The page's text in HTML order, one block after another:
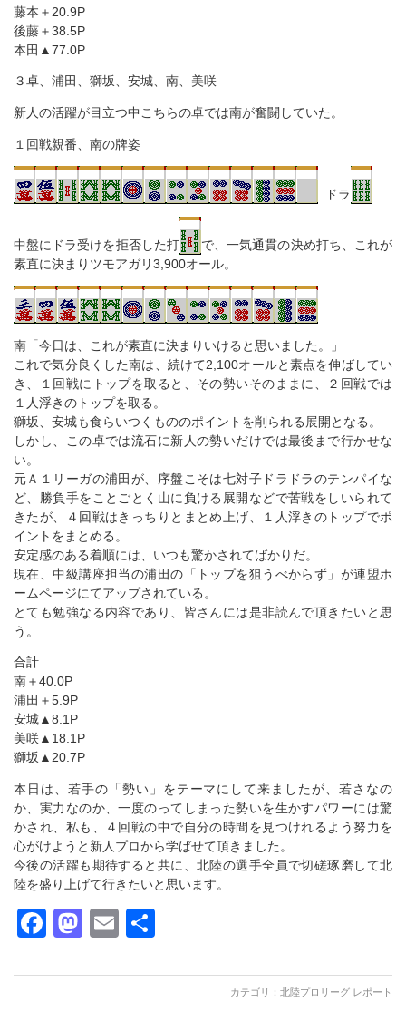
藤本＋20.9P
後藤＋38.5P
本田▲77.0P
３卓、浦田、獅坂、安城、南、美咲
新人の活躍が目立つ中こちらの卓では南が奮闘していた。
１回戦親番、南の牌姿
ドラ
中盤にドラ受けを拒否した打
で、一気通貫の決め打ち、これが
素直に決まりツモアガリ3,900オール。
南「今日は、これが素直に決まりいけると思いました。」
これで気分良くした南は、続けて2,100オールと素点を伸ばしてい
き、１回戦にトップを取ると、その勢いそのままに、２回戦では
１人浮きのトップを取る。
獅坂、安城も食らいつくもののポイントを削られる展開となる。
しかし、この卓では流石に新人の勢いだけでは最後まで行かせな
い。
元Ａ１リーガの浦田が、序盤こそは七対子ドラドラのテンパイな
ど、勝負手をことごとく山に負ける展開などで苦戦をしいられて
きたが、４回戦はきっちりとまとめ上げ、１人浮きのトップでポ
イントをまとめる。
安定感のある着順には、いつも驚かされてばかりだ。
現在、中級講座担当の浦田の「トップを狙うべからず」が連盟ホ
ームページにてアップされている。
とても勉強なる内容であり、皆さんには是非読んで頂きたいと思
う。
合計
南＋40.0P
浦田＋5.9P
安城▲8.1P
美咲▲18.1P
獅坂▲20.7P
本日は、若手の「勢い」をテーマにして来ましたが、若さなの
か、実力なのか、一度のってしまった勢いを生かすパワーには驚
かされ、私も、４回戦の中で自分の時間を見つけれるよう努力を
心がけようと新人プロから学ばせて頂きました。
今後の活躍も期待すると共に、北陸の選手全員で切磋琢磨して北
陸を盛り上げて行きたいと思います。
Facebook
Mastodon
Email
カテゴリ： 北陸プロリーグ レポート